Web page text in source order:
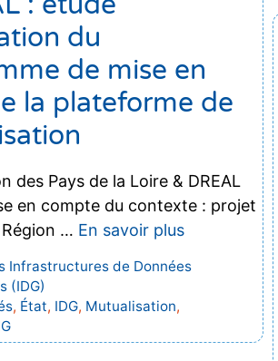
du
de mise en
la plateforme de
des Pays de la Loire & DREAL
en compte du contexte : projet
… En savoir plus
Infrastructures de Données
(IDG)
, État, IDG, Mutualisation,